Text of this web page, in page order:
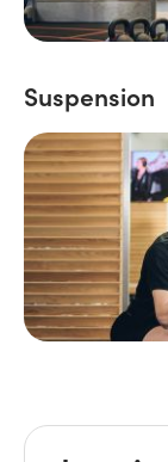
Suspension